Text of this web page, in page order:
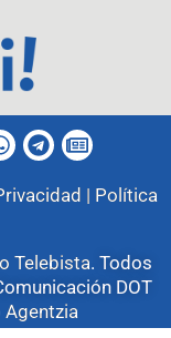
| Política
Telebista. Todos
DOT